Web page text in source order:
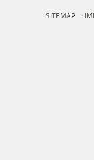
SITEMAP